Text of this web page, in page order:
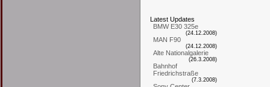
L atest Updates
BMW E30 325e
(24.12.2008)
MAN F90
(24.12.2008)
Alte Nationalgalerie
(26.3.2008)
Bahnhof
Friedrichstraße
(7.3.2008)